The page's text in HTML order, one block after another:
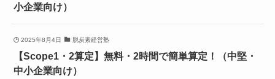
小企業向け）
2025年8月4日 脱炭素経営塾
【Scope1・2算定】無料・2時間で簡単算定！（中堅・
中小企業向け）